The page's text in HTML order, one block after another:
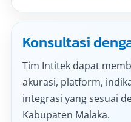
Konsultasi
Tim Intitek dapat
akurasi, platform,
integrasi yang sesuai
Kabupaten Malaka.